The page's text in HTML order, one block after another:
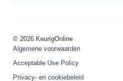
© 2026 KeurigOnline
Algemene voorwaarden
Acceptable Use Policy
Privacy- en cookiebeleid